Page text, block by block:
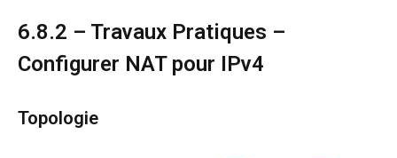
6.8.2 – Travaux Pratiques –
Configurer NAT pour IPv4
Topologie